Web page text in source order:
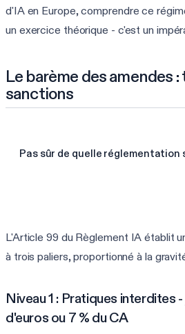
d'IA en Europe, comprendre ce
un exercice théorique - c'est un
Le barème des amendes
sanctions
Pas sûr de quelle réglementation
L'Article 99 du Règlement IA établit
à trois paliers, proportionné à la
Niveau 1 : Pratiques interdites
d'euros ou 7 % du CA